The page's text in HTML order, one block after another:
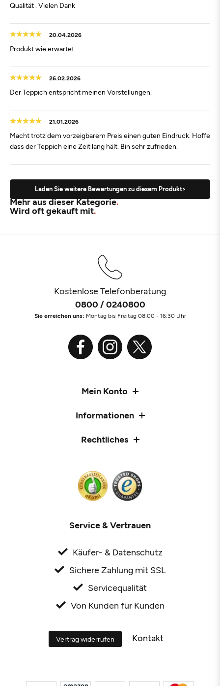
Qualität . Vielen Dank
20.04.2026
Produkt wie erwartet
26.02.2026
Der Teppich entspricht meinen Vorstellungen.
21.01.2026
Macht trotz dem vorzeigbarem Preis einen guten Eindruck. Hoffe
dass der Teppich eine Zeit lang hält. Bin sehr zufrieden.
Laden Sie weitere Bewertungen zu diesem Produkt>
Mehr aus dieser Kategorie
Wird oft gekauft mit
Kostenlose Telefonberatung
0800 / 0240800
Sie erreichen uns: Montag bis Freitag 08:00 - 16:30 Uhr
Mein Konto
Informationen
Rechtliches
Service & Vertrauen
Käufer- & Datenschutz
Sichere Zahlung mit SSL
Servicequalität
Von Kunden für Kunden
Vertrag widerrufen Kontakt